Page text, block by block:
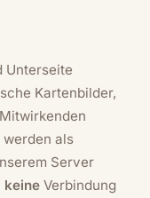
Unterseite
Kartenbilder,
werden als
Server
keine Verbindung